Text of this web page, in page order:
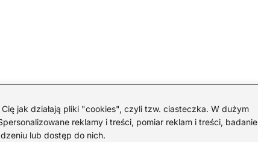
jak działają pliki "cookies", czyli tzw. ciasteczka. W dużym
reklamy i treści, pomiar reklam i treści, badanie
lub dostęp do nich.